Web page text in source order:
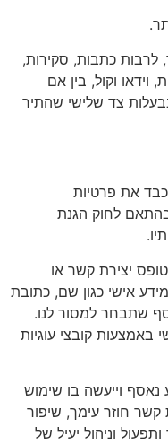
לרבות כתבות, סקירות,
וידאו וקול, בין אם
צד שלישי שהתיר
את פרטיות
לחוק הגנת
יצירת קשר או
אישי כגון שם, כתובת
שתבחר למסור לנו.
באמצעות קובצי עוגיות
נאסף וייעשה בו שימוש
חוזר עימך, שיפור
וניהול יעיל של